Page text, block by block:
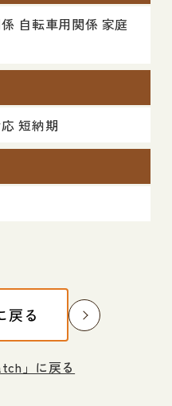
自転車用関係 家庭
短納期
戻る
」に戻る